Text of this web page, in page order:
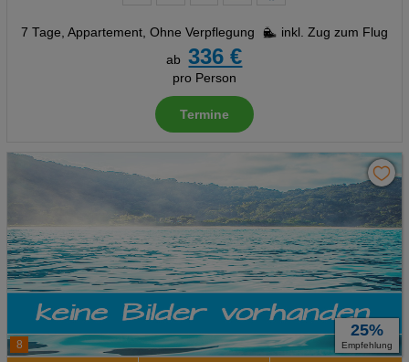
7 Tage, Appartement, Ohne Verpflegung
inkl. Zug zum Flug
ab
336 €
pro Person
Termine
8
25%
Empfehlung